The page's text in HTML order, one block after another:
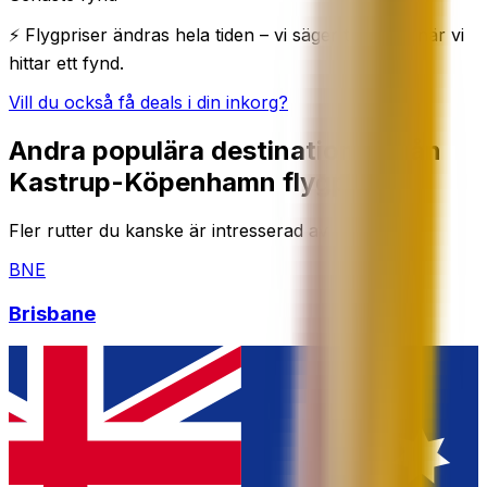
⚡ Flygpriser ändras hela tiden – vi säger till direkt när vi
hittar ett fynd.
Vill du också få deals i din inkorg?
Andra populära destinationer från
Kastrup-Köpenhamn flygplats
Fler rutter du kanske är intresserad av
BNE
Brisbane